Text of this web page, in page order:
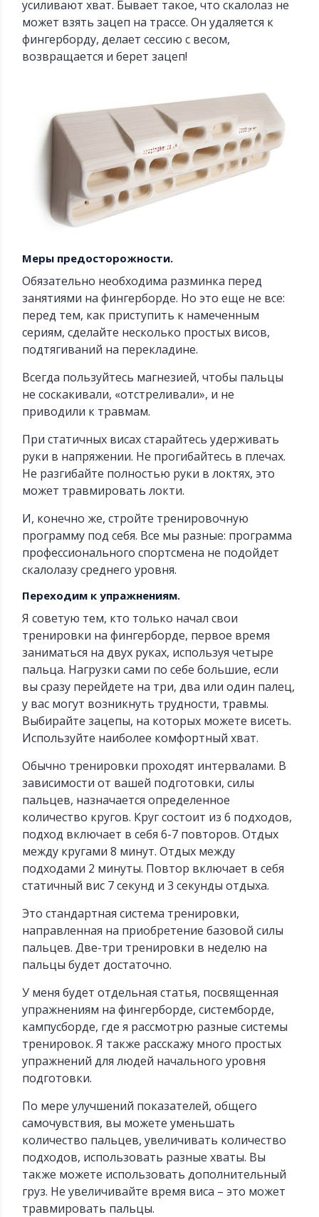
усиливают хват. Бывает такое, что скалолаз не
может взять зацеп на трассе. Он удаляется к
фингерборду, делает сессию с весом,
возвращается и берет зацеп!
Меры предосторожности.
Обязательно необходима разминка перед
занятиями на фингерборде. Но это еще не все:
перед тем, как приступить к намеченным
сериям, сделайте несколько простых висов,
подтягиваний на перекладине.
Всегда пользуйтесь магнезией, чтобы пальцы
не соскакивали, «отстреливали», и не
приводили к травмам.
При статичных висах старайтесь удерживать
руки в напряжении. Не прогибайтесь в плечах.
Не разгибайте полностью руки в локтях, это
может травмировать локти.
И, конечно же, стройте тренировочную
программу под себя. Все мы разные: программа
профессионального спортсмена не подойдет
скалолазу среднего уровня.
Переходим к упражнениям.
Я советую тем, кто только начал свои
тренировки на фингерборде, первое время
заниматься на двух руках, используя четыре
пальца. Нагрузки сами по себе большие, если
вы сразу перейдете на три, два или один палец,
у вас могут возникнуть трудности, травмы.
Выбирайте зацепы, на которых можете висеть.
Используйте наиболее комфортный хват.
Обычно тренировки проходят интервалами. В
зависимости от вашей подготовки, силы
пальцев, назначается определенное
количество кругов. Круг состоит из 6 подходов,
подход включает в себя 6-7 повторов. Отдых
между кругами 8 минут. Отдых между
подходами 2 минуты. Повтор включает в себя
статичный вис 7 секунд и 3 секунды отдыха.
Это стандартная система тренировки,
направленная на приобретение базовой силы
пальцев. Две-три тренировки в неделю на
пальцы будет достаточно.
У меня будет отдельная статья, посвященная
упражнениям на фингерборде, системборде,
кампусборде, где я рассмотрю разные системы
тренировок. Я также расскажу много простых
упражнений для людей начального уровня
подготовки.
По мере улучшений показателей, общего
самочувствия, вы можете уменьшать
количество пальцев, увеличивать количество
подходов, использовать разные хваты. Вы
также можете использовать дополнительный
груз. Не увеличивайте время виса – это может
травмировать пальцы.